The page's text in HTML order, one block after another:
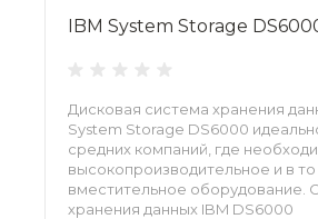
IBM System Storage
Дисковая система хранения
System Storage DS6000
средних компаний, где
высокопроизводительное и в
вместительное оборудование.
хранения данных IBM DS6000